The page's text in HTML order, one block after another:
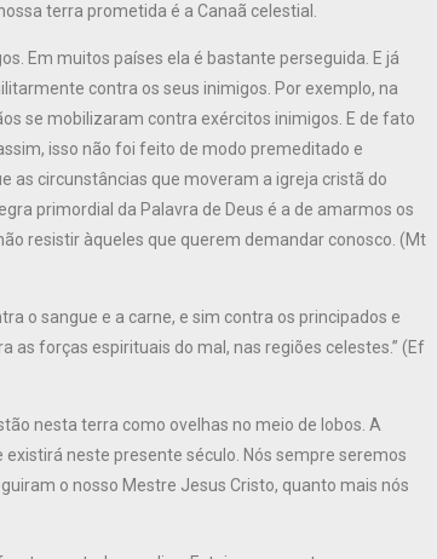
terra prometida é a Canaã celestial.
Em muitos países ela é bastante perseguida. E já
contra os seus inimigos. Por exemplo, na
se mobilizaram contra exércitos inimigos. E de fato
isso não foi feito de modo premeditado e
as circunstâncias que moveram a igreja cristã do
primordial da Palavra de Deus é a de amarmos os
resistir àqueles que querem demandar conosco. (Mt
o sangue e a carne, e sim contra os principados e
forças espirituais do mal, nas regiões celestes.” (Ef
nesta terra como ovelhas no meio de lobos. A
neste presente século. Nós sempre seremos
o nosso Mestre Jesus Cristo, quanto mais nós